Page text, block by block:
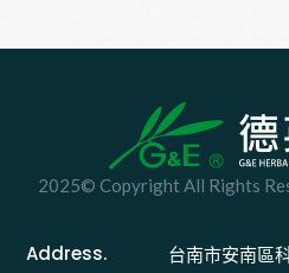
2025© Copyright All Rights
Address. 台南市安南區